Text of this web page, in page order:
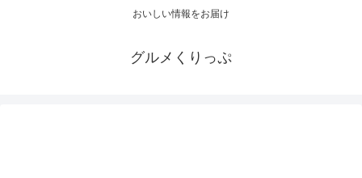
おいしい情報をお届け
グルメくりっぷ